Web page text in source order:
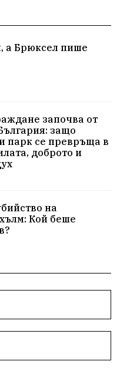
родолюбци
Култура
филм
подкрепа ВМЗ
среща
а Брюксел пише
започва от
защо
парк се превръща в
доброто и
на
Кой беше